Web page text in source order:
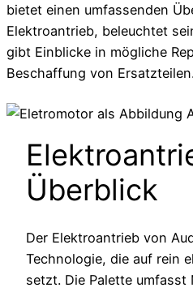
bietet einen umfassenden
Elektroantrieb, beleuchtet
gibt Einblicke in mögliche
Beschaffung von Ersatzteilen.
Überblick
Der Elektroantrieb von
Technologie, die auf rein
setzt. Die Palette umfasst